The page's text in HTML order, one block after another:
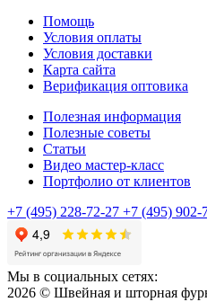
Помощь
Условия оплаты
Условия доставки
Карта сайта
Верификация оптовика
Полезная информация
Полезные советы
Статьи
Видео мастер-класс
Портфолио от клиентов
+7 (495) 228-72-27 +7 (495) 902-
Мы в социальных сетях:
2026 © Швейная и шторная